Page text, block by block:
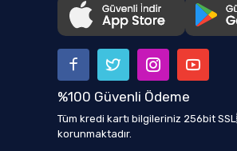
%100 Güvenli Ödeme
Tüm kredi kartı bilgileriniz 256bit
korunmaktadır.